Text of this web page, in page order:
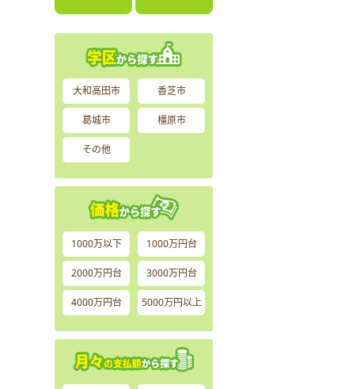
大和高田市 香芝市
葛城市 橿原市
その他
1000万以下 1000万円台
2000万円台 3000万円台
4000万円台 5000万円以上